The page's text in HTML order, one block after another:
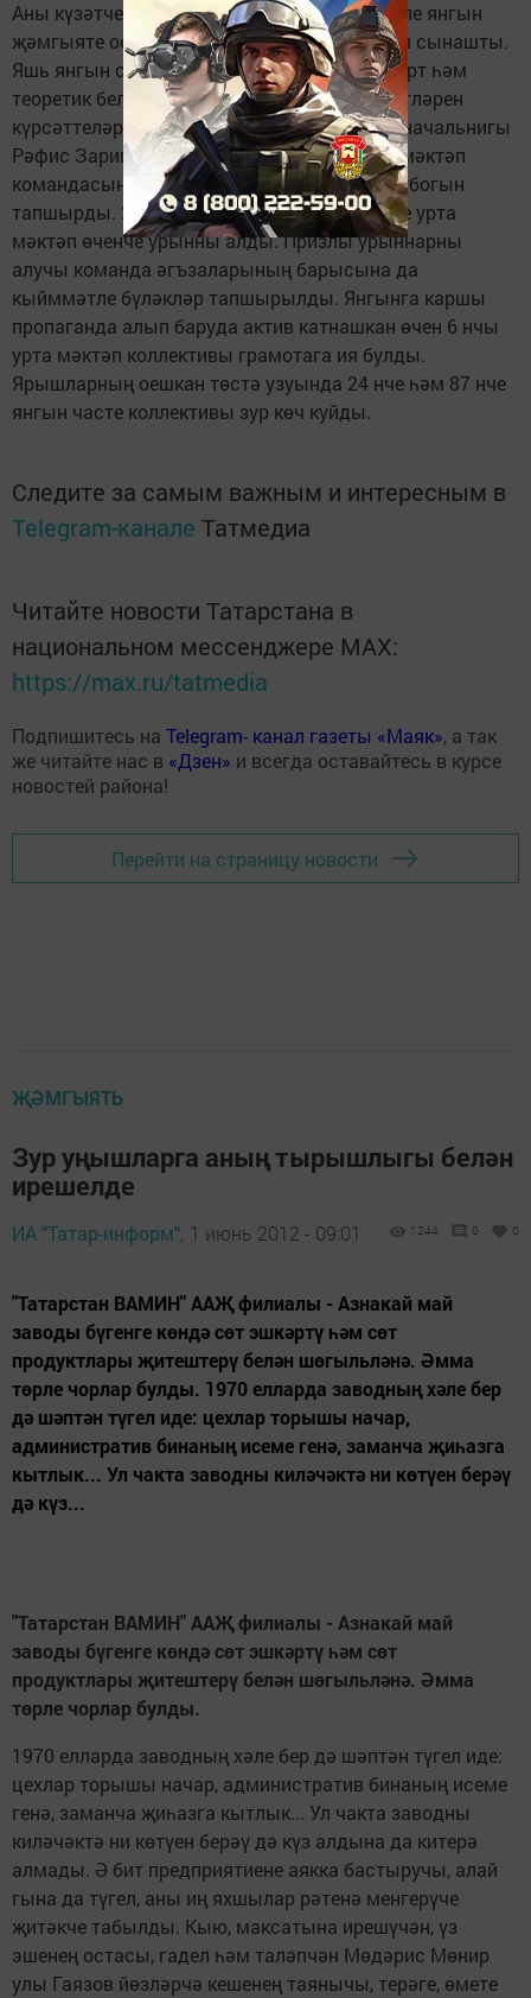
Аны күзәтчелек эшчәнлеге бүлеге һәм ирекле янгын
җәмгыяте оештырды. Бәйгедә 8 мәктәп көч сынашты.
Яшь янгын сүндерүчеләр янгын-гамәли спорт һәм
теоретик белемнәре буенча үзләренең сәләтләрен
күрсәттеләр. Күзәтчелек эшчәнлеге бүлеге начальнигы
Рәфис Зарипов 1 урынны алган 8 нче урта мәктәп
командасына Азнакай районының күчмә кубогын
тапшырды. 2 нче урта мәктәп - икенче, 1 нче урта
мәктәп өченче урынны алды. Призлы урыннарны
алучы команда әгъзаларының барысына да
кыйммәтле бүләкләр тапшырылды. Янгынга каршы
пропаганда алып баруда актив катнашкан өчен 6 нчы
урта мәктәп коллективы грамотага ия булды.
Ярышларның оешкан төстә узуында 24 нче һәм 87 нче
янгын часте коллективы зур көч куйды.
Следите за самым важным и интересным в
Telegram-канале Татмедиа
Читайте новости Татарстана в
национальном мессенджере MАХ:
https://max.ru/tatmedia
Подпишитесь на Telegram- канал газеты «Маяк», а так
же читайте нас в «Дзен» и всегда оставайтесь в курсе
новостей района!
Перейти на страницу новости
ҖӘМГЫЯТЬ
Зур уңышларга аның тырышлыгы белән
ирешелде
ИА "Татар-информ", 1 июнь 2012 - 09:01 1244 0 0
"Татарстан ВАМИН" ААҖ филиалы - Азнакай май
заводы бүгенге көндә сөт эшкәртү һәм сөт
продуктлары җитештерү белән шөгыльләнә. Әмма
төрле чорлар булды. 1970 елларда заводның хәле бер
дә шәптән түгел иде: цехлар торышы начар,
административ бинаның исеме генә, заманча җиһазга
кытлык... Ул чакта заводны киләчәктә ни көтүен берәү
дә күз...
"Татарстан ВАМИН" ААҖ филиалы - Азнакай май
заводы бүгенге көндә сөт эшкәртү һәм сөт
продуктлары җитештерү белән шөгыльләнә. Әмма
төрле чорлар булды.
1970 елларда заводның хәле бер дә шәптән түгел иде:
цехлар торышы начар, административ бинаның исеме
генә, заманча җиһазга кытлык... Ул чакта заводны
киләчәктә ни көтүен берәү дә күз алдына да китерә
алмады. Ә бит предприятиене аякка бастыручы, алай
гына да түгел, аны иң яхшылар рәтенә менгерүче
җитәкче табылды. Кыю, максатына ирешүчән, үз
эшенең остасы, гадел һәм таләпчән Мөдәрис Мөнир
улы Гаязов йөзләрчә кешенең таянычы, терәге, өмете